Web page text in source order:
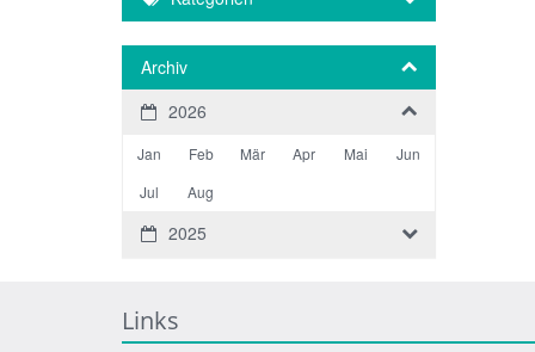
Archiv
2026
Jan Feb Mär Apr Mai
Jun
Jul
Aug
2025
Links